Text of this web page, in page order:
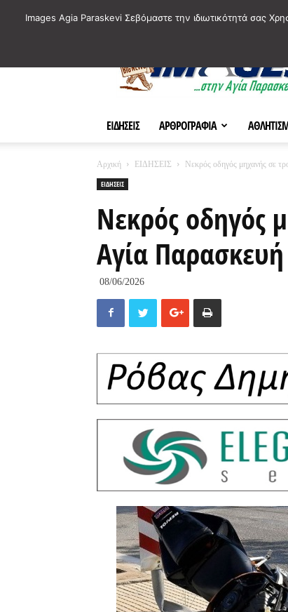
ΕΙΔΗΣΕΙΣ ΑΡΘΡΟΓΡΑΦΙΑ
Αρχική ΕΙΔΗΣΕΙΣ
Νεκρός οδηγός μηχανής σε
ΕΙΔΗΣΕΙΣ
Νεκρός οδηγός
Αγία Παρασκευή
08/06/2026
Images Agia Paraskevi Σεβόμαστε την ιδιωτικότητά σας